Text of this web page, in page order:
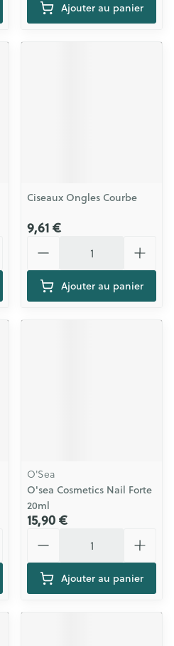
Ajouter au panier
Ciseaux Ongles Courbe
9,61 €
Ajouter au panier
O'Sea
O'sea Cosmetics Nail Forte
20ml
15,90 €
Ajouter au panier